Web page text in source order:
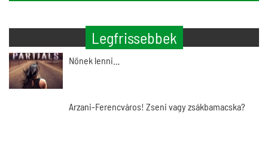
Legfrissebbek
Nőnek lenni…
Arzani-Ferencváros! Zseni vagy zsákbamacska?